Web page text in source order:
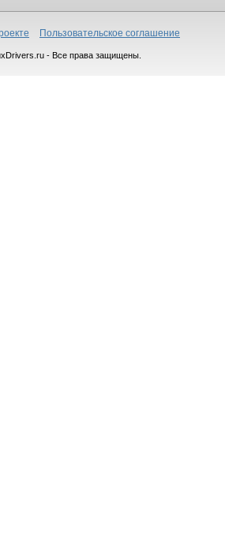
Пользовательское соглашение
- Все права защищены.